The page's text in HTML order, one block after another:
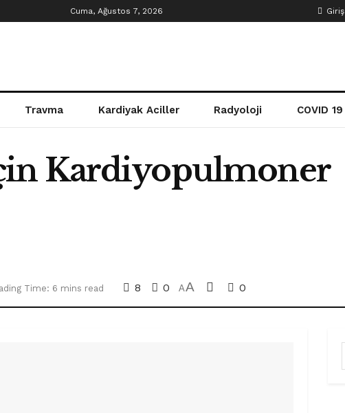
Cuma, Ağustos 7, 2026 Giriş
Travma Kardiyak Aciller Radyoloji COVID 19
Kardiyopulmoner
Time: 6 mins read 8 0 AA 0